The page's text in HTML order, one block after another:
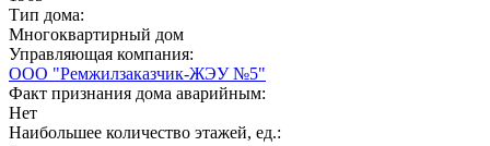
Тип дома:
Многоквартирный дом
Управляющая компания:
ООО "Ремжилзаказчик-ЖЭУ №5"
Факт признания дома аварийным:
Нет
Наибольшее количество этажей, ед.: